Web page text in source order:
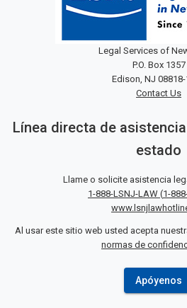
Legal Services of
P.O. Box 1357
Edison, NJ
Contact Us
Línea directa de
estado
Llame o solicite asistencia
1-888-LSNJ-LAW (1-
Al usar este sitio web usted acepta
normas de
Apóyenos